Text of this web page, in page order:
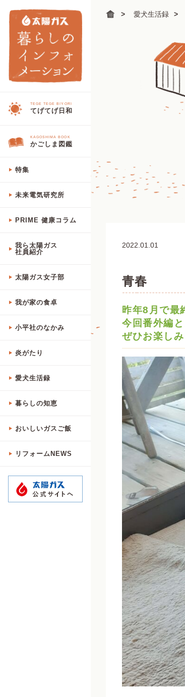
TEGE TEGE BIYORI
てげてげ日和
KAGOSHIMA BOOK
かごしま図鑑
特集
未来電気研究所
PRIME 健康コラム
我ら太陽ガス
社員紹介
太陽ガス女子部
我が家の食卓
小平社のなかみ
炎がたり
愛犬生活録
暮らしの知恵
おいしいガスご飯
リフォームNEWS
愛犬生活録
2022.01.01
青春
昨年8月で最
今回番外編
ぜひお楽しみ